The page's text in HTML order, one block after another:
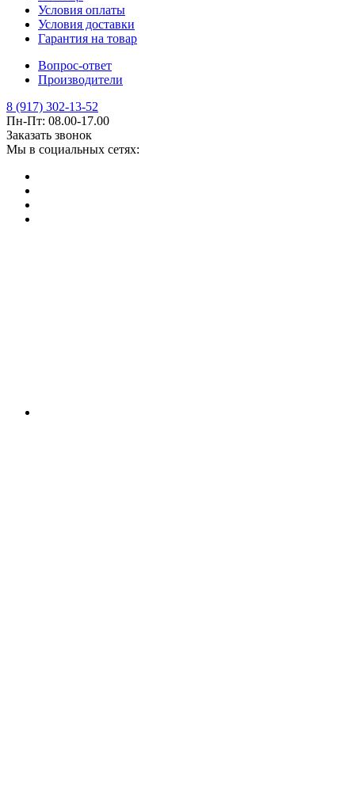
Условия оплаты
Условия доставки
Гарантия на товар
Вопрос-ответ
Производители
8 (917) 302-13-52
Пн-Пт: 08.00-17.00
Заказать звонок
Мы в социальных сетях: